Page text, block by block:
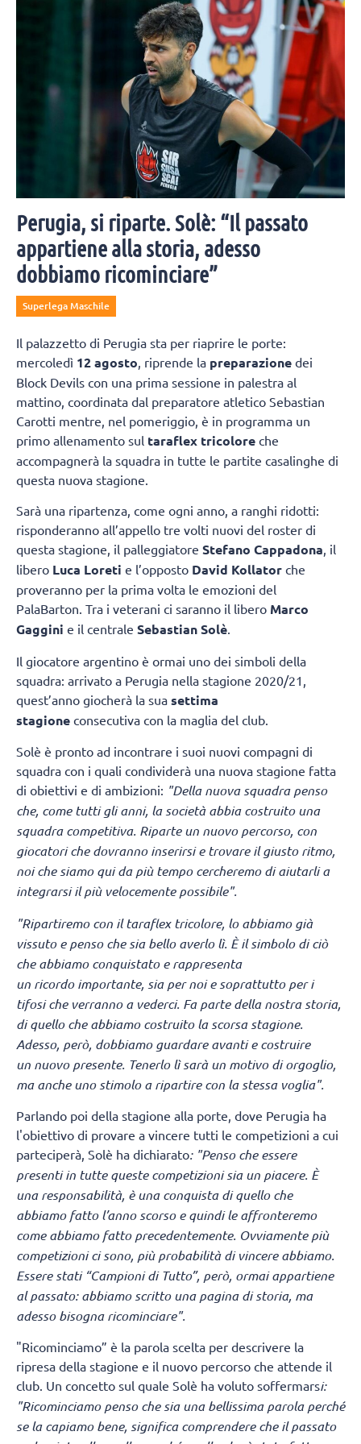
Perugia, si riparte. Solè: “Il passato
appartiene alla storia, adesso
dobbiamo ricominciare”
Superlega Maschile
Il palazzetto di Perugia sta per riaprire le porte:
mercoledì 12 agosto, riprende la preparazione dei
Block Devils con una prima sessione in palestra al
mattino, coordinata dal preparatore atletico Sebastian
Carotti mentre, nel pomeriggio, è in programma un
primo allenamento sul taraflex tricolore che
accompagnerà la squadra in tutte le partite casalinghe di
questa nuova stagione.
Sarà una ripartenza, come ogni anno, a ranghi ridotti:
risponderanno all’appello tre volti nuovi del roster di
questa stagione, il palleggiatore Stefano Cappadona, il
libero Luca Loreti e l’opposto David Kollator che
proveranno per la prima volta le emozioni del
PalaBarton. Tra i veterani ci saranno il libero Marco
Gaggini e il centrale Sebastian Solè.
Il giocatore argentino è ormai uno dei simboli della
squadra: arrivato a Perugia nella stagione 2020/21,
quest’anno giocherà la sua settima
stagione consecutiva con la maglia del club.
Solè è pronto ad incontrare i suoi nuovi compagni di
squadra con i quali condividerà una nuova stagione fatta
di obiettivi e di ambizioni: "Della nuova squadra penso
che, come tutti gli anni, la società abbia costruito una
squadra competitiva. Riparte un nuovo percorso, con
giocatori che dovranno inserirsi e trovare il giusto ritmo,
noi che siamo qui da più tempo cercheremo di aiutarli a
integrarsi il più velocemente possibile".
"Ripartiremo con il taraflex tricolore, lo abbiamo già
vissuto e penso che sia bello averlo lì. È il simbolo di ciò
che abbiamo conquistato e rappresenta
un ricordo importante, sia per noi e soprattutto per i
tifosi che verranno a vederci. Fa parte della nostra storia,
di quello che abbiamo costruito la scorsa stagione.
Adesso, però, dobbiamo guardare avanti e costruire
un nuovo presente. Tenerlo lì sarà un motivo di orgoglio,
ma anche uno stimolo a ripartire con la stessa voglia".
Parlando poi della stagione alla porte, dove Perugia ha
l'obiettivo di provare a vincere tutti le competizioni a cui
parteciperà, Solè ha dichiarato: "Penso che essere
presenti in tutte queste competizioni sia un piacere. È
una responsabilità, è una conquista di quello che
abbiamo fatto l’anno scorso e quindi le affronteremo
come abbiamo fatto precedentemente. Ovviamente più
competizioni ci sono, più probabilità di vincere abbiamo.
Essere stati “Campioni di Tutto”, però, ormai appartiene
al passato: abbiamo scritto una pagina di storia, ma
adesso bisogna ricominciare".
"Ricominciamo” è la parola scelta per descrivere la
ripresa della stagione e il nuovo percorso che attende il
club. Un concetto sul quale Solè ha voluto soffermarsi:
"Ricominciamo penso che sia una bellissima parola perché
se la capiamo bene, significa comprendere che il passato